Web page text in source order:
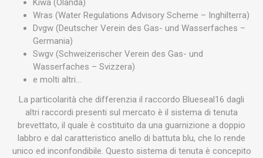
Kiwa (Olanda)
Wras (Water Regulations Advisory Scheme – Inghilterra)
Dvgw (Deutscher Verein des Gas- und Wasserfaches –
Germania)
Swgv (Schweizerischer Verein des Gas- und
Wasserfaches – Svizzera)
e molti altri…
La particolarità che differenzia il raccordo Blueseal16 dagli
altri raccordi presenti sul mercato è il sistema di tenuta
brevettato, il quale è costituito da una guarnizione a doppio
labbro e dal caratteristico anello di battuta blu, che lo rende
unico ed inconfondibile. Questo sistema di tenuta è concepito